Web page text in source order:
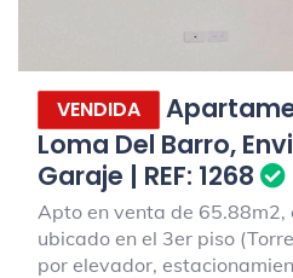
VENDIDA
Loma Del Barro,
Garaje | REF: 1268
Apto en venta de 65.88m2,
ubicado en el 3er piso
por elevador,